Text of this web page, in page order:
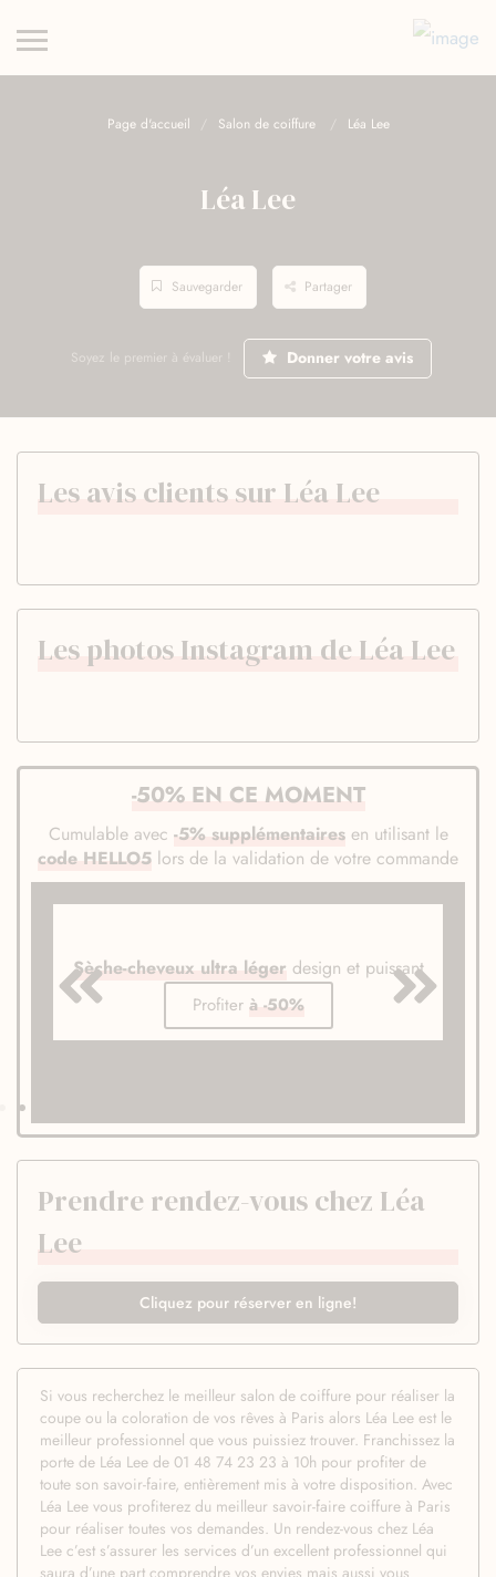
Page d'accueil Salon de coiffure Léa Lee
Léa Lee
Sauvegarder Partager
Soyez le premier à évaluer ! Donner votre avis
Les avis clients sur Léa Lee
Les photos Instagram de Léa Lee
-50% EN CE MOMENT
Cumulable avec -5% supplémentairesen utilisant le
code HELLO5 lors de la validation de votre commande
Sèche-cheveux ultra léger design et puissant
Profiter à -50%
Prendre rendez-vous chez Léa
Lee
Cliquez pour réserver en ligne!
Si vous recherchez le meilleur salon de coiffure pour réaliser la
coupe ou la coloration de vos rêves à Paris alors Léa Lee est le
meilleur professionnel que vous puissiez trouver. Franchissez la
porte de Léa Lee de 01 48 74 23 23 à 10h pour profiter de
toute son savoir-faire, entièrement mis à votre disposition. Avec
Léa Lee vous profiterez du meilleur savoir-faire coiffure à Paris
pour réaliser toutes vos demandes. Un rendez-vous chez Léa
Lee c’est s’assurer les services d’un excellent professionnel qui
saura d’une part comprendre vos envies mais aussi vous